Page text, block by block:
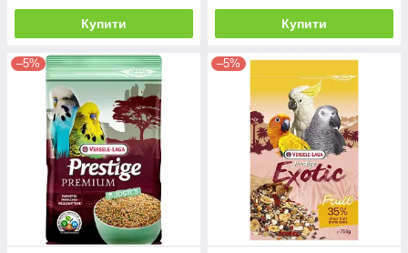
Купити Купити
–5% –5%